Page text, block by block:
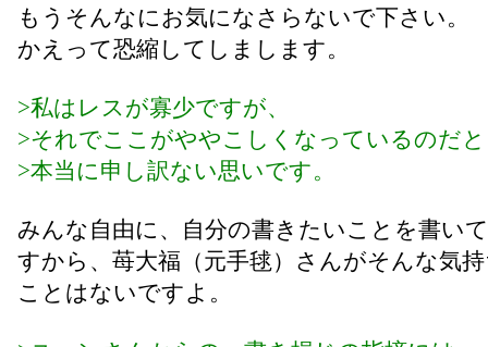
もうそんなにお気になさらないで下さい。
かえって恐縮してしまします。
>私はレスが寡少ですが、
>それでここがややこしくなっているのだ
>本当に申し訳ない思いです。
みんな自由に、自分の書きたいことを書い
すから、苺大福（元手毬）さんがそんな気
ことはないですよ。